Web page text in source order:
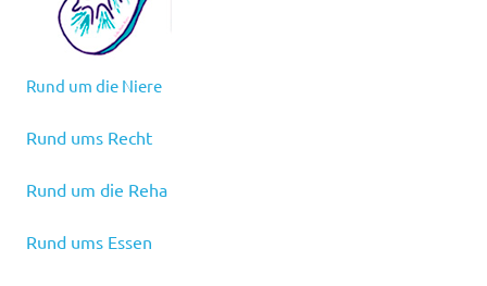
Rund um die Niere
Rund ums Recht
Rund um die Reha
Rund ums Essen